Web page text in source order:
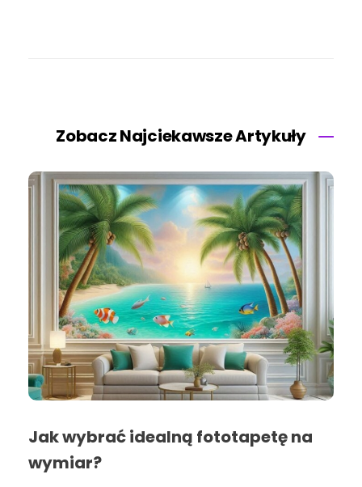
Zobacz Najciekawsze Artykuły
Jak wybrać idealną fototapetę na
wymiar?